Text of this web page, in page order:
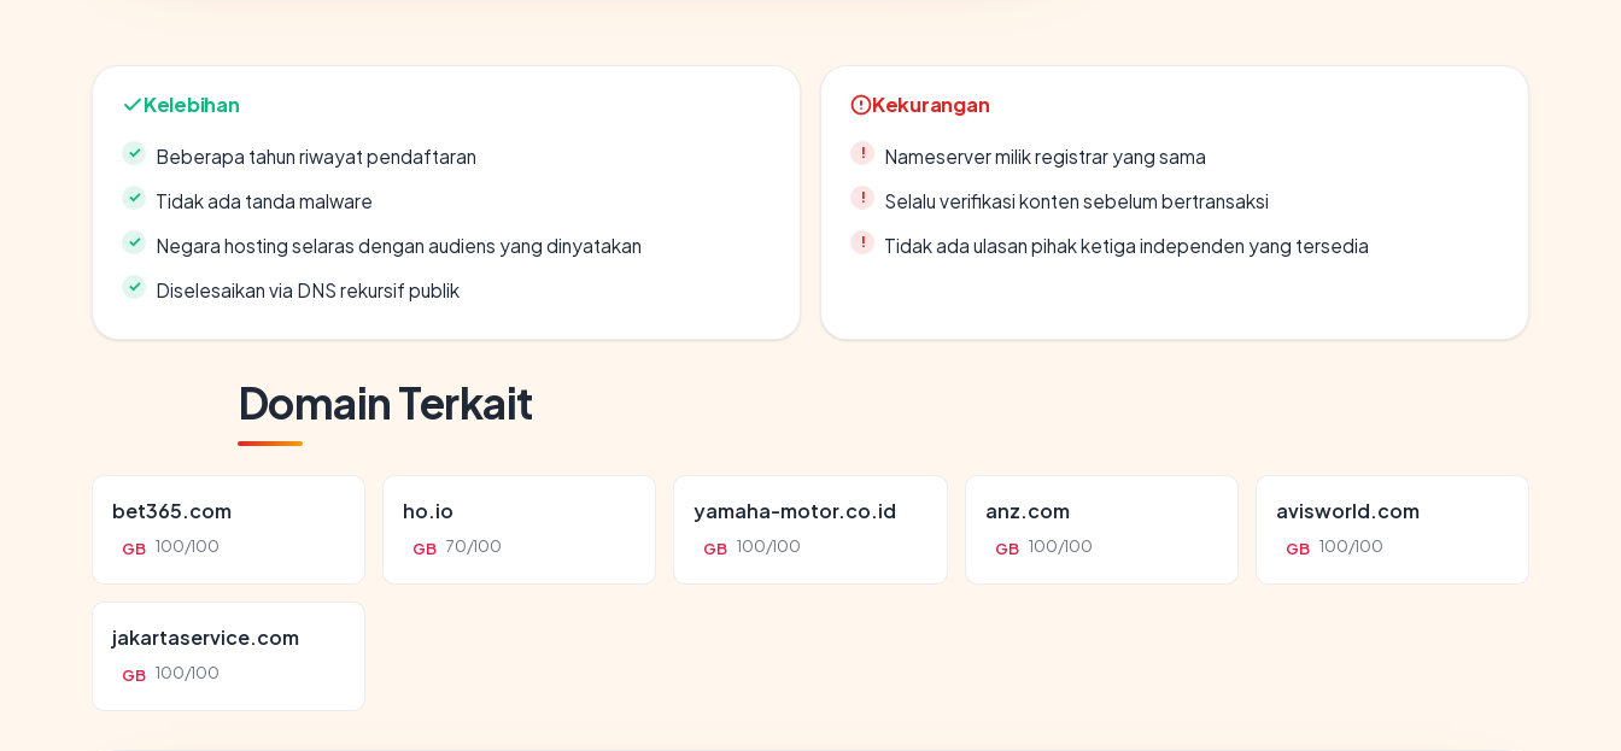
Kelebihan
Beberapa tahun riwayat pendaftaran
Tidak ada tanda malware
Negara hosting selaras dengan audiens yang dinyatakan
Diselesaikan via DNS rekursif publik
Kekurangan
Nameserver milik registrar yang sama
Selalu verifikasi konten sebelum bertransaksi
Tidak ada ulasan pihak ketiga independen yang tersedia
Domain Terkait
bet365.com
GB 100/100
ho.io
GB 70/100
yamaha-motor.co.id
GB 100/100
anz.com
GB 100/100
avisworld.com
GB 100/100
jakartaservice.com
GB 100/100